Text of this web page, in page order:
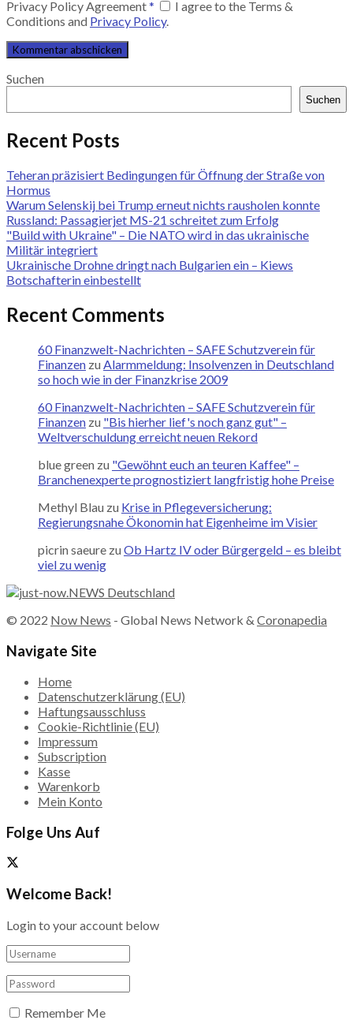
Privacy Policy Agreement*
I agree to the Terms &
Conditions and Privacy Policy.
Suchen
Suchen
Recent Posts
Teheran präzisiert Bedingungen für Öffnung der Straße von
Hormus
Warum Selenskij bei Trump erneut nichts rausholen konnte
Russland: Passagierjet MS-21 schreitet zum Erfolg
"Build with Ukraine" – Die NATO wird in das ukrainische
Militär integriert
Ukrainische Drohne dringt nach Bulgarien ein – Kiews
Botschafterin einbestellt
Recent Comments
60 Finanzwelt-Nachrichten – SAFE Schutzverein für
Finanzen zu Alarmmeldung: Insolvenzen in Deutschland
so hoch wie in der Finanzkrise 2009
60 Finanzwelt-Nachrichten – SAFE Schutzverein für
Finanzen zu "Bis hierher lief's noch ganz gut" –
Weltverschuldung erreicht neuen Rekord
blue green zu "Gewöhnt euch an teuren Kaffee" –
Branchenexperte prognostiziert langfristig hohe Preise
Methyl Blau zu Krise in Pflegeversicherung:
Regierungsnahe Ökonomin hat Eigenheime im Visier
picrin saeure zu Ob Hartz IV oder Bürgergeld – es bleibt
viel zu wenig
© 2022 Now News - Global News Network & Coronapedia
Navigate Site
Home
Datenschutzerklärung (EU)
Haftungsausschluss
Cookie-Richtlinie (EU)
Impressum
Subscription
Kasse
Warenkorb
Mein Konto
Folge Uns Auf
Welcome Back!
Login to your account below
Remember Me